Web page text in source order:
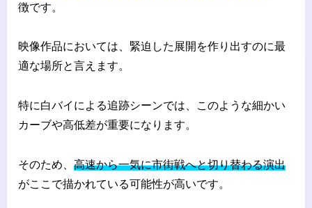
徴です。
映像作品においては、緊迫した展開を作り出すのに最
適な場所と言えます。
特に白バイによる追跡シーンでは、このような細かい
カーブや高低差が重要になります。
そのため、 高速から一気に市街戦へと切り替わる演出
がここで描かれている可能性が高いです。